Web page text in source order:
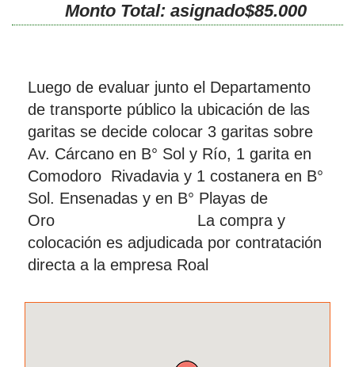
Monto Total: asignado$85.000
Luego de evaluar junto el Departamento
de transporte público la ubicación de las
garitas se decide colocar 3 garitas sobre
Av. Cárcano en B° Sol y Río, 1 garita en
Comodoro Rivadavia y 1 costanera en B°
Sol. Ensenadas y en B° Playas de
Oro La compra y
colocación es adjudicada por contratación
directa a la empresa Roal